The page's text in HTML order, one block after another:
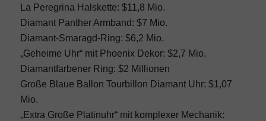
La Peregrina Halskette: $11,8 Mio.
Diamant Panther Armband: $7 Mio.
Diamant-Smaragd-Ring: $6,2 Mio.
„Geheime Uhr“ mit Phoenix Dekor: $2,7 Mio.
Diamantfarbener Ring: $2 Millionen
Große Blaue Ballon Tourbillon Diamant Uhr: $1,07
Mio.
„Extra Große Platinuhr“ mit komplexer Mechanik: